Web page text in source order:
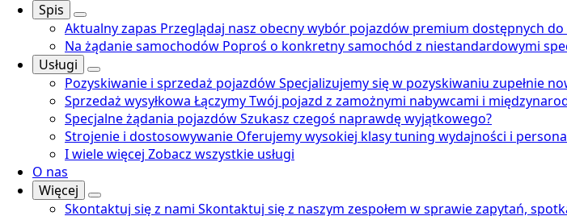
Spis
Aktualny zapas Przeglądaj nasz obecny wybór pojazdów premium dostępnych
Na żądanie samochodów Poproś o konkretny samochód z niestandardowymi
Usługi
Pozyskiwanie i sprzedaż pojazdówSpecjalizujemy się w pozyskiwaniu zupełnie
Sprzedaż wysyłkowa Łączymy Twój pojazd z zamożnymi nabywcami i
Specjalne żądania pojazdówSzukasz czegoś naprawdę wyjątkowego?
Strojenie i dostosowywanie Oferujemy wysokiej klasy tuning wydajności i
I wiele więcej Zobacz wszystkie usługi
O nas
Więcej
Skontaktuj się z nami Skontaktuj się z naszym zespołem w sprawie zapytań,